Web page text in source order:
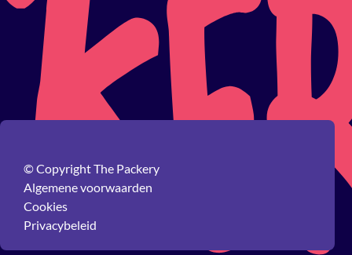
© Copyright The Packery
Algemene voorwaarden
Cookies
Privacybeleid